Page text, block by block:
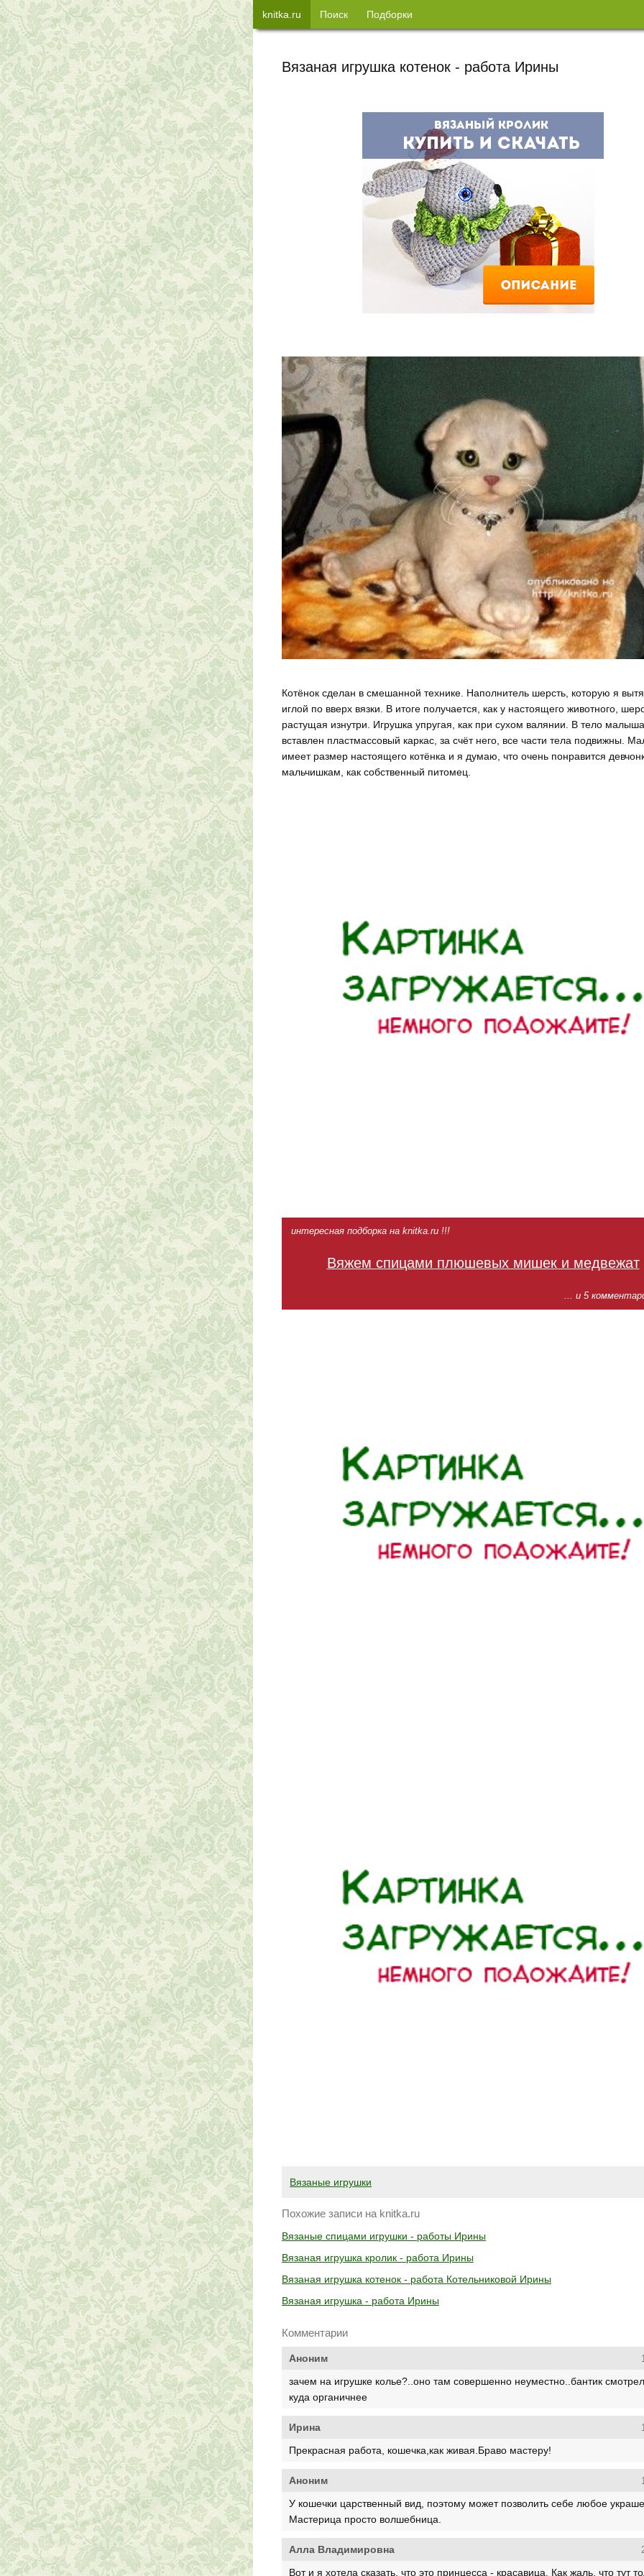
Вязаная игрушка котенок - работа Ирины
Котёнок сделан в смешанной технике. Наполнитель шерсть, которую я
иглой по вверх вязки. В итоге получается, как у настоящего животного,
растущая изнутри. Игрушка упругая, как при сухом валянии. В тело
вставлен пластмассовый каркас, за счёт него, все части тела подвижны.
имеет размер настоящего котёнка и я думаю, что очень понравится
мальчишкам, как собственный питомец.
интересная подборка на knitka.ru !!!
Вяжем спицами плюшевых мишек и медвежат
... и 5
Вязаные игрушки
Похожие записи на knitka.ru
Вязаные спицами игрушки - работы Ирины
Вязаная игрушка кролик - работа Ирины
Вязаная игрушка котенок - работа Котельниковой Ирины
Вязаная игрушка - работа Ирины
Комментарии
Аноним
зачем на игрушке колье?..оно там совершенно неуместно..бантик
куда органичнее
Ирина
Прекрасная работа, кошечка,как живая.Браво мастеру!
Аноним
У кошечки царственный вид, поэтому может позволить себе любое
Мастерица просто волшебница.
Алла Владимировна
Вот и я хотела сказать, что это принцесса - красавица. Как жаль, что тут
knitka.ru Поиск Подборки